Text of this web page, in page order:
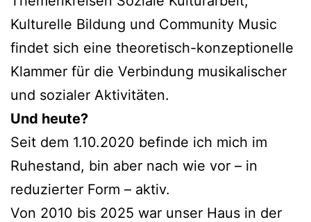
Kulturelle Bildung und Community Music
findet sich eine theoretisch-konzeptionelle
Klammer für die Verbindung musikalischer
und sozialer Aktivitäten.
Und heute?
Seit dem 1.10.2020 befinde ich mich im
Ruhestand, bin aber nach wie vor – in
reduzierter Form – aktiv.
Von 2010 bis 2025 war unser Haus in der